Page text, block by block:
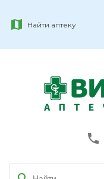
Найти аптеку